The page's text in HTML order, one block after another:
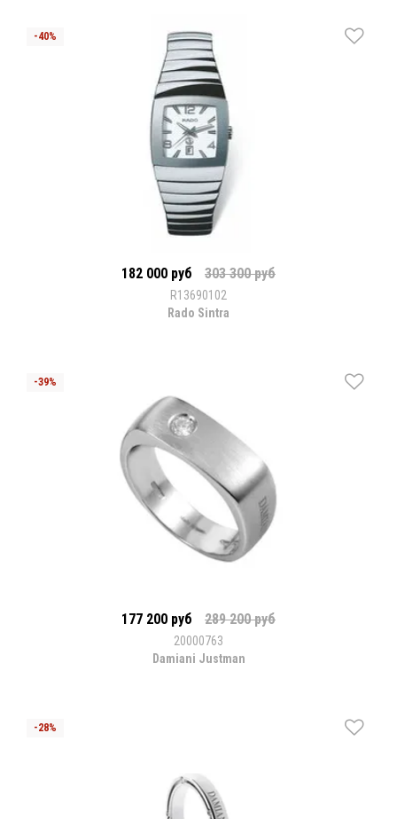
182 000 руб 303 300 руб
R13690102
Rado Sintra
177 200 руб 289 200 руб
20000763
Damiani Justman